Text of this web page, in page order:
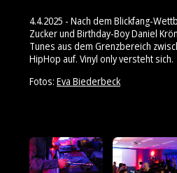
4.4.2025 - Nach dem Blickfang-
Zucker und Birthday-Boy Daniel
Tunes aus dem Grenzbereich
HipHop auf. Vinyl only versteht sich.
Fotos: Eva Biederbeck